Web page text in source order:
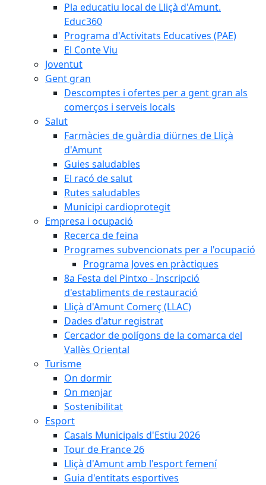
Pla educatiu local de Lliçà d'Amunt.
Educ360
Programa d'Activitats Educatives (PAE)
El Conte Viu
Joventut
Gent gran
Descomptes i ofertes per a gent gran als
comerços i serveis locals
Salut
Farmàcies de guàrdia diürnes de Lliçà
d'Amunt
Guies saludables
El racó de salut
Rutes saludables
Municipi cardioprotegit
Empresa i ocupació
Recerca de feina
Programes subvencionats per a l'ocupació
Programa Joves en pràctiques
8a Festa del Pintxo - Inscripció
d'establiments de restauració
Lliçà d'Amunt Comerç (LLAC)
Dades d'atur registrat
Cercador de polígons de la comarca del
Vallès Oriental
Turisme
On dormir
On menjar
Sostenibilitat
Esport
Casals Municipals d'Estiu 2026
Tour de France 26
Lliçà d'Amunt amb l'esport femení
Guia d'entitats esportives